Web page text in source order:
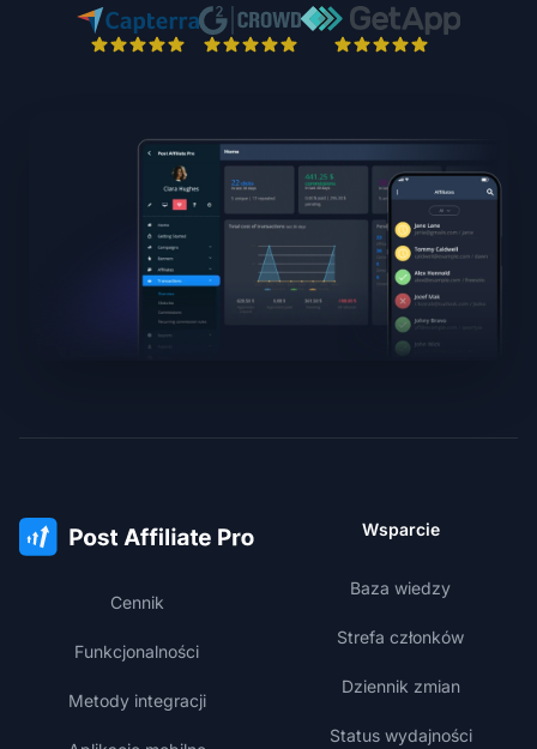
Cennik
Funkcjonalności
Metody integracji
Wsparcie
Baza wiedzy
Strefa członków
Dziennik zmian
Status wydajności